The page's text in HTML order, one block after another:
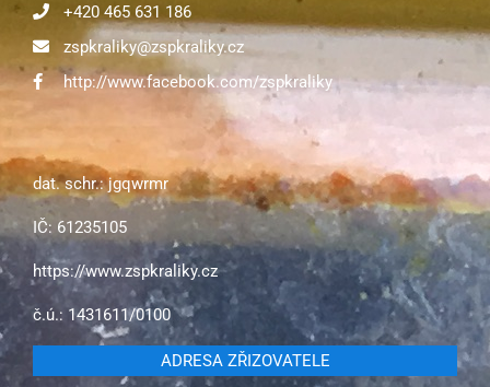
+420 465 631 186
zspkraliky@zspkraliky.cz
http://www.facebook.com/zspkraliky
dat. schr.: jgqwrmr
IČ: 61235105
https://www.zspkraliky.cz
č.ú.: 1431611/0100
ADRESA ZŘIZOVATELE